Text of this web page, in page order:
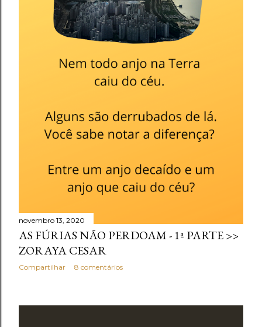
novembro 13, 2020
AS FÚRIAS NÃO PERDOAM - 1ª PARTE >>
ZORAYA CESAR
Compartilhar 8 comentários